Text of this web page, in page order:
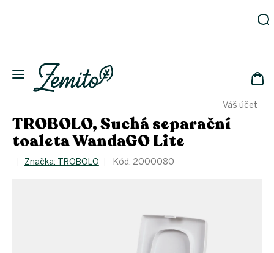
Váš účet
Eko
domácnost
Kosmetika
Eko
láhve
Akce
TROBOLO, Suchá separační
toaleta WandaGO Lite
Značka: TROBOLO Kód: 2000080